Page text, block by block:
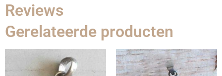
Reviews
Gerelateerde producten